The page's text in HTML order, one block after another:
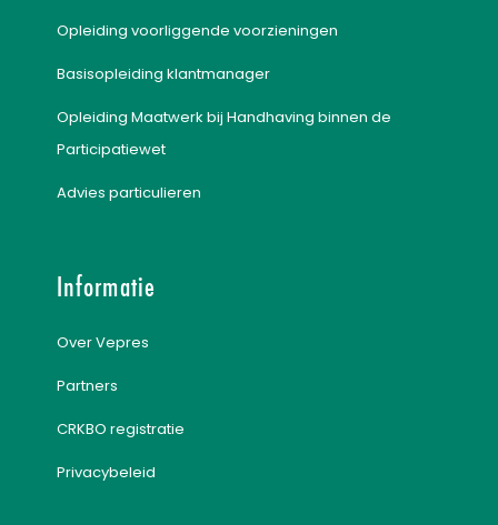
Opleiding voorliggende voorzieningen
Basisopleiding klantmanager
Opleiding Maatwerk bij Handhaving binnen de
Participatiewet
Advies particulieren
Informatie
Over Vepres
Partners
CRKBO registratie
Privacybeleid